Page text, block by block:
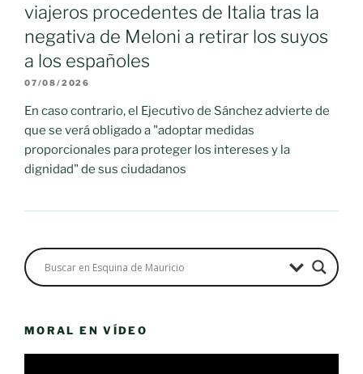
viajeros procedentes de Italia tras la
negativa de Meloni a retirar los suyos
a los españoles
07/08/2026
En caso contrario, el Ejecutivo de Sánchez advierte de
que se verá obligado a "adoptar medidas
proporcionales para proteger los intereses y la
dignidad" de sus ciudadanos
MORAL EN VÍDEO